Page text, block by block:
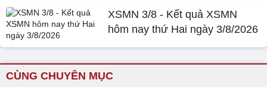
XSMN 3/8 - Kết quả XSMN
hôm nay thứ Hai ngày 3/8/2026
CÙNG CHUYÊN MỤC